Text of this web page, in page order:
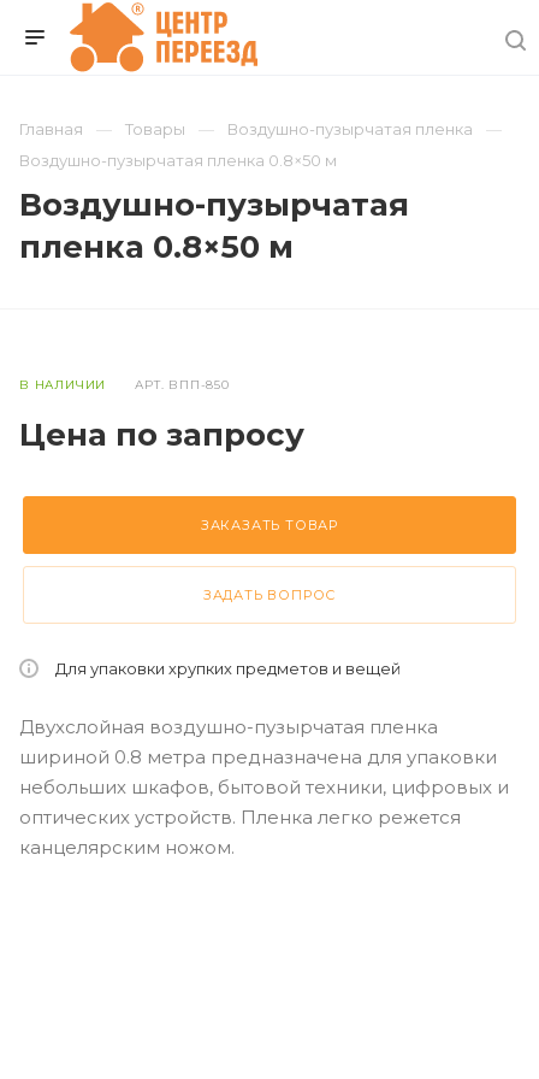
Главная Товары
Воздушно-пузырчатая пленка
Воздушно-пузырчатая пленка 0.8×50 м
Воздушно-пузырчатая
пленка 0.8×50 м
В НАЛИЧИИ АРТ. ВПП-850
Цена по запросу
ЗАКАЗАТЬ ТОВАР
ЗАДАТЬ ВОПРОС
Для упаковки хрупких предметов и вещей
Двухслойная воздушно-пузырчатая пленка
шириной 0.8 метра предназначена для упаковки
небольших шкафов, бытовой техники, цифровых и
оптических устройств. Пленка легко режется
канцелярским ножом.